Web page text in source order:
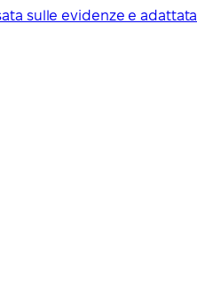
sulle evidenze e adattata